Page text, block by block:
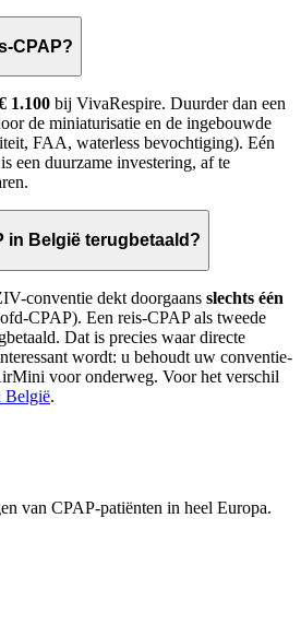
CPAP?
1.100 bij VivaRespire. Duurder dan een
de miniaturisatie en de ingebouwde
FAA, waterless bevochtiging). Eén
een duurzame investering, af te
in België terugbetaald?
conventie dekt doorgaans slechts één
CPAP). Een reis-CPAP als tweede
Dat is precies waar directe
wordt: u behoudt uw conventie-
voor onderweg. Voor het verschil
België.
van CPAP-patiënten in heel Europa.